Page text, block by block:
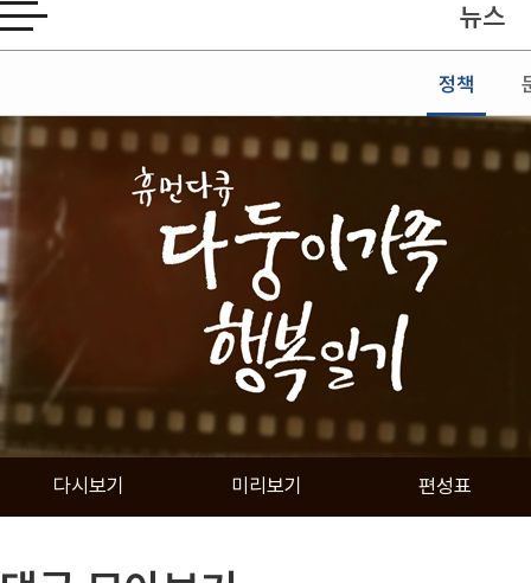
전체메뉴 열기 뉴스
정책
다시보기 미리보기 편성표